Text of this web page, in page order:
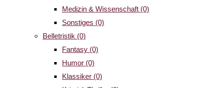
Medizin & Wissenschaft (0)
Sonstiges (0)
Belletristik (0)
Fantasy (0)
Humor (0)
Klassiker (0)